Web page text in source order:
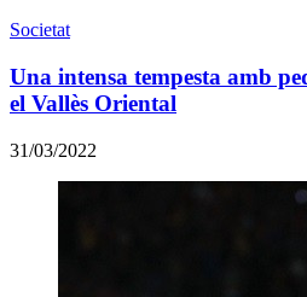
Societat
Una intensa tempesta amb
el Vallès Oriental
31/03/2022